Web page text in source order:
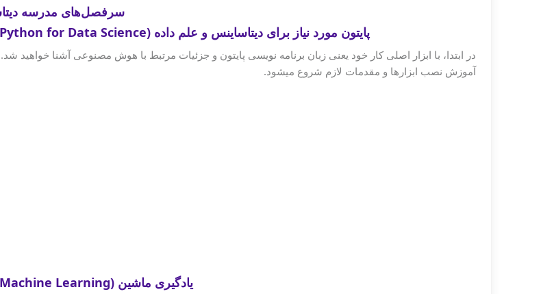
سرفصل‌های مدرسه
پایتون مورد نیاز برای دیتاساینس و علم داده (Course 1 : Python for Data Science)
در ابتدا، با ابزار اصلی کار خود یعنی زبان برنامه نویسی پایتون و جزئیات مرتبط با هوش مصنوعی آشنا خواهید شد.
آموزش نصب ابزارها و مقدمات لازم شروع میشود.
یادگیری ماشین (Course 2 : Machine Learning)